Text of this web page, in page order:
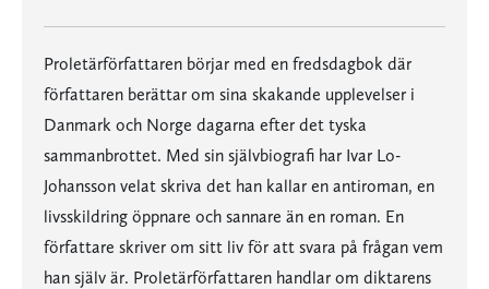
Proletärförfattaren börjar med en fredsdagbok där
författaren berättar om sina skakande upplevelser i
Danmark och Norge dagarna efter det tyska
sammanbrottet. Med sin självbiografi har Ivar Lo-
Johansson velat skriva det han kallar en antiroman, en
livsskildring öppnare och sannare än en roman. En
författare skriver om sitt liv för att svara på frågan vem
han själv är. Proletärförfattaren handlar om diktarens